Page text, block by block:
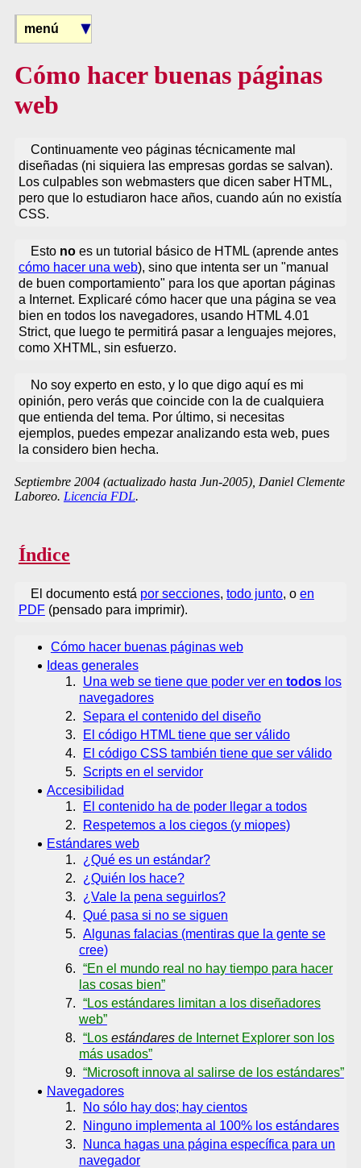
menú
Cómo hacer buenas páginas
web
Continuamente veo páginas técnicamente mal
diseñadas (ni siquiera las empresas gordas se salvan).
Los culpables son webmasters que dicen saber HTML,
pero que lo estudiaron hace años, cuando aún no existía
CSS.
Esto noes un tutorial básico de HTML (aprende antes
cómo hacer una web), sino que intenta ser un "manual
de buen comportamiento" para los que aportan páginas
a Internet. Explicaré cómo hacer que una página se vea
bien en todos los navegadores, usando HTML 4.01
Strict, que luego te permitirá pasar a lenguajes mejores,
como XHTML, sin esfuerzo.
No soy experto en esto, y lo que digo aquí es mi
opinión, pero verás que coincide con la de cualquiera
que entienda del tema. Por último, si necesitas
ejemplos, puedes empezar analizando esta web, pues
la considero bien hecha.
Septiembre 2004 (actualizado hasta Jun-2005), Daniel Clemente
Laboreo. Licencia FDL.
Índice
El documento está por secciones, todo junto, o en
PDF(pensado para imprimir).
Cómo hacer buenas páginas web
Ideas generales
Una web se tiene que poder ver en todoslos
navegadores
Separa el contenido del diseño
El código HTML tiene que ser válido
El código CSS también tiene que ser válido
Scripts en el servidor
Accesibilidad
El contenido ha de poder llegar a todos
Respetemos a los ciegos (y miopes)
Estándares web
¿Qué es un estándar?
¿Quién los hace?
¿Vale la pena seguirlos?
Qué pasa si no se siguen
Algunas falacias (mentiras que la gente se
cree)
En el mundo real no hay tiempo para hacer
las cosas bien
Los estándares limitan a los diseñadores
web
Los estándaresde Internet Explorer son los
más usados
Microsoft innova al salirse de los estándares
Navegadores
No sólo hay dos; hay cientos
Ninguno implementa al 100% los estándares
Nunca hagas una página específica para un
navegador